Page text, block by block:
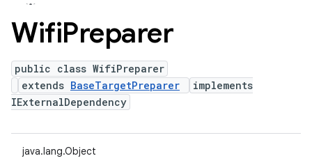
WifiPreparer
public class WifiPreparer
extends BaseTargetPreparer
implements
IExternalDependency
java.lang.Object